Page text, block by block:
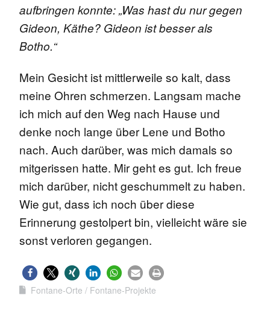
aufbringen konnte: „Was hast du nur gegen
Gideon, Käthe? Gideon ist besser als
Botho.“
Mein Gesicht ist mittlerweile so kalt, dass
meine Ohren schmerzen. Langsam mache
ich mich auf den Weg nach Hause und
denke noch lange über Lene und Botho
nach. Auch darüber, was mich damals so
mitgerissen hatte. Mir geht es gut. Ich freue
mich darüber, nicht geschummelt zu haben.
Wie gut, dass ich noch über diese
Erinnerung gestolpert bin, vielleicht wäre sie
sonst verloren gegangen.
Fontane-Orte Fontane-Projekte